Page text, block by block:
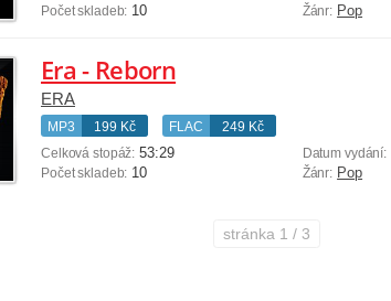
Počet skladeb: 10 Žánr: Pop
Era - Reborn
ERA
MP3 199 Kč FLAC
249 Kč
Celková stopáž: 53:29
Počet skladeb: 10
Datum vydání:
Žánr: Pop
stránka 1 / 3